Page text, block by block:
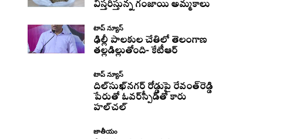
విస్తరిస్తున్న గంజాయి అమ్మకాలు
టాప్ న్యూస్
ఢిల్లీ పాలకుల చేతిలో తెలంగాణ
తల్లడిల్లుతోంది- కేటీఆర్
టాప్ న్యూస్
దిల్‌సుఖ్‌నగర్‌ రోడ్డుపై రేవంత్‌రెడ్డి
పేరుతో ఓవర్‌స్పీడ్‌తో కారు
హల్‌చల్‌
జాతీయం